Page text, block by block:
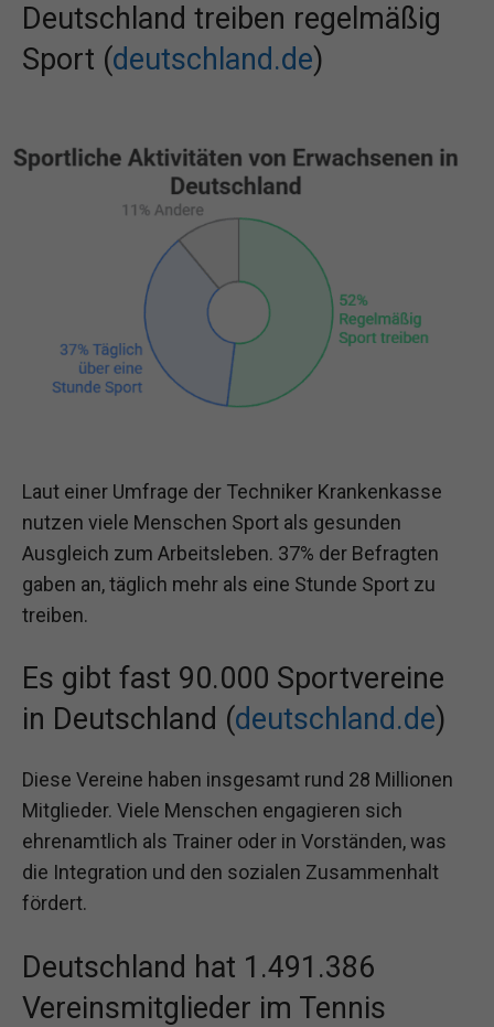
Deutschland treiben regelmäßig
Sport (deutschland.de)
Laut einer Umfrage der Techniker Krankenkasse
nutzen viele Menschen Sport als gesunden
Ausgleich zum Arbeitsleben. 37% der Befragten
gaben an, täglich mehr als eine Stunde Sport zu
treiben.
Es gibt fast 90.000 Sportvereine
in Deutschland (deutschland.de)
Diese Vereine haben insgesamt rund 28 Millionen
Mitglieder. Viele Menschen engagieren sich
ehrenamtlich als Trainer oder in Vorständen, was
die Integration und den sozialen Zusammenhalt
fördert.
Deutschland hat 1.491.386
Vereinsmitglieder im Tennis